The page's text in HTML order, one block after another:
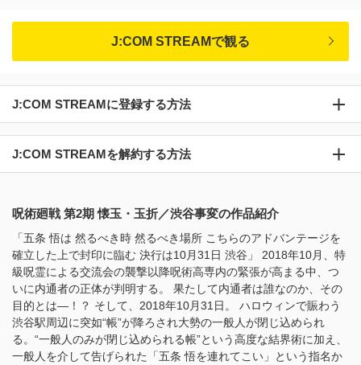
J:COM STREAMで観る
J:COM STREAMに登録する方法
J:COM STREAMを解約する方法
呪術廻戦 第2期 懐玉・玉折／渋谷事変の作品紹介
「五条 悟は 然るべき時 然るべき場所 こちらのアドバンテージを
確立した上で封印に臨む 決行は10月31日 渋谷」 2018年10月、特
級呪霊による交流会の襲撃以降呪術高専内の緊張が高まる中、つ
いに内通者の正体が判明する。 果たして内通者は誰なのか、その
目的とは―！？ そして、2018年10月31日。 ハロウィンで賑わう
渋谷駅周辺に突如“帳”が降ろされ大勢の一般人が閉じ込められ
る。“一般人のみが閉じ込められる帳”という高度な結界術に加え、
一般人を介して告げられた「五条 悟を連れてこい」という指名か